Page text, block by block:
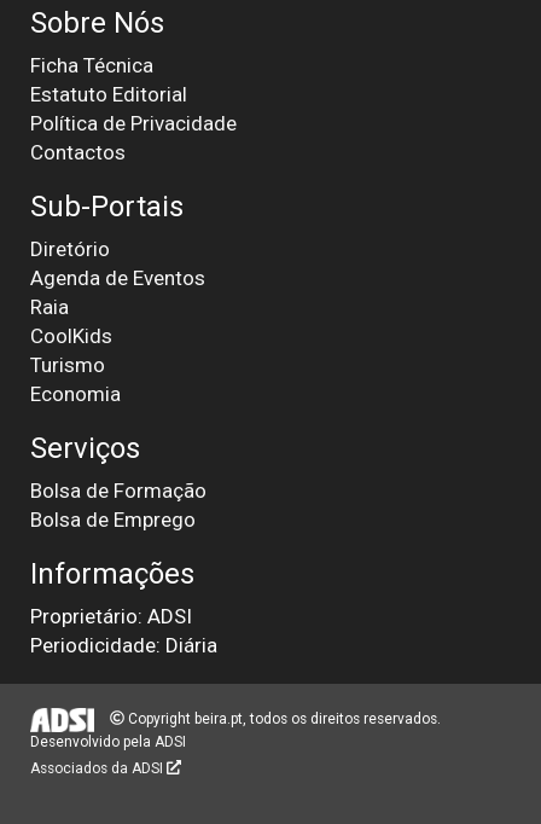
Sobre Nós
Ficha Técnica
Estatuto Editorial
Política de Privacidade
Contactos
Sub-Portais
Diretório
Agenda de Eventos
Raia
CoolKids
Turismo
Economia
Serviços
Bolsa de Formação
Bolsa de Emprego
Informações
Proprietário: ADSI
Periodicidade: Diária
Copyright beira.pt, todos os direitos reservados.
Desenvolvido pela ADSI
Associados da ADSI